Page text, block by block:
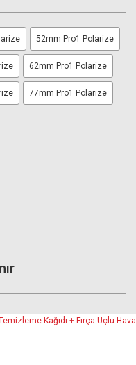
52mm Pro1 Polarize
62mm Pro1 Polarize
77mm Pro1 Polarize